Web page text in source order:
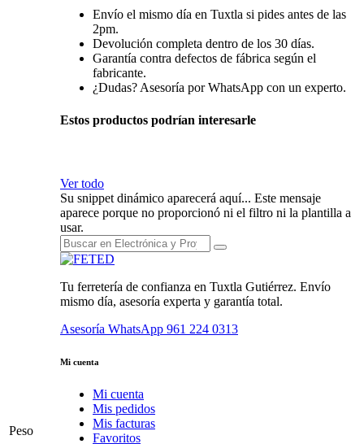
Peso
Envío el mismo día en Tuxtla si pides antes de las
2pm.
Devolución completa dentro de los 30 días.
Garantía contra defectos de fábrica según el
fabricante.
¿Dudas? Asesoría por WhatsApp con un experto.
Estos productos podrían interesarle
Ver todo
Su snippet dinámico aparecerá aquí... Este mensaje
aparece porque no proporcionó ni el filtro ni la plantilla a
usar.
Tu ferretería de confianza en Tuxtla Gutiérrez. Envío
mismo día, asesoría experta y garantía total.
Asesoría WhatsApp 961 224 0313
Mi cuenta
Mi cuenta
Mis pedidos
Mis facturas
Favoritos